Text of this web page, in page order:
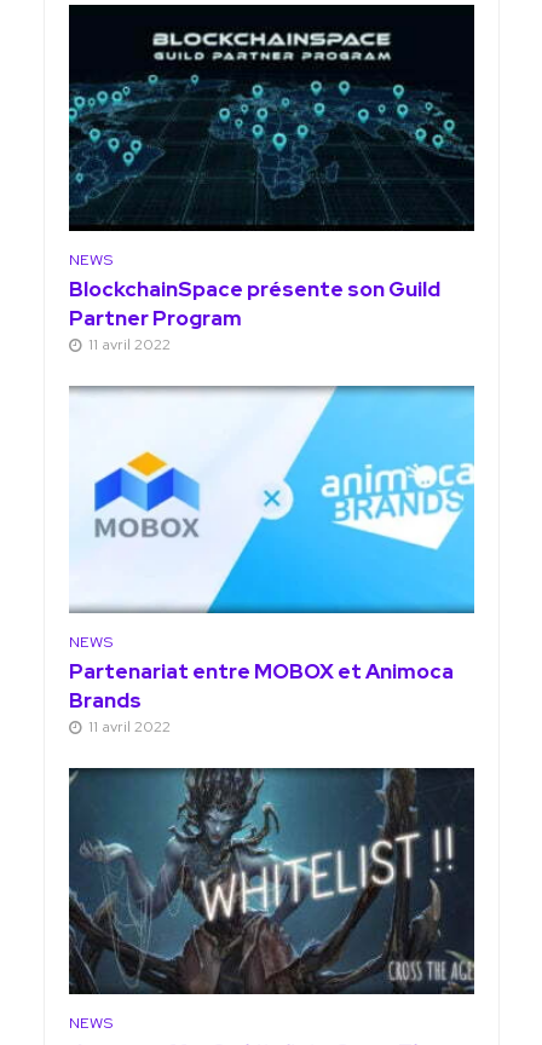
NEWS
BlockchainSpace présente son Guild
Partner Program
11 avril 2022
NEWS
Partenariat entre MOBOX et Animoca
Brands
11 avril 2022
NEWS